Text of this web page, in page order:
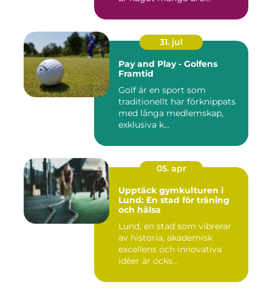
31. jul
Pay and Play - Golfens
Framtid
Golf är en sport som
traditionellt har förknippats
med långa medlemskap,
exklusiva k...
05. apr
Upptäck gymkulturen i
Lund: En stad för träning
och hälsa
Lund, en stad som vibrerar
av historia, akademisk
excellens och innovativa
idéer är ocks...